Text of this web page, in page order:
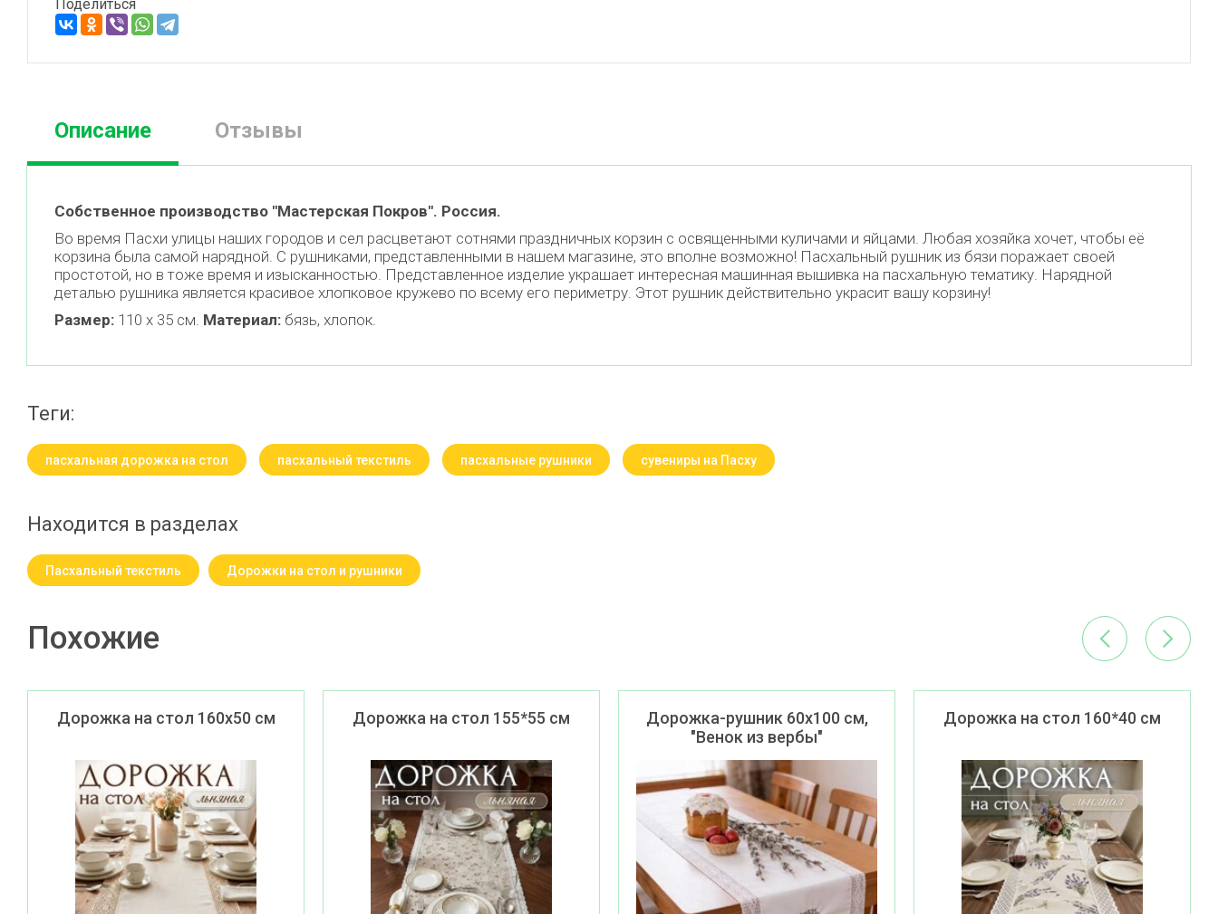
Поделиться
Описание Отзывы
Собственное производство "Мастерская Покров". Россия.
Во время Пасхи улицы наших городов и сел расцветают сотнями праздничных корзин с освященными куличами и яйцами. Любая хозяйка хочет, чтобы её
корзина была самой нарядной. С рушниками, представленными в нашем магазине, это вполне возможно! Пасхальный рушник из бязи поражает своей
простотой, но в тоже время и изысканностью. Представленное изделие украшает интересная машинная вышивка на пасхальную тематику. Нарядной
деталью рушника является красивое хлопковое кружево по всему его периметру. Этот рушник действительно украсит вашу корзину!
Размер: 110 х 35 см. Материал: бязь, хлопок.
теги:
пасхальная дорожка на стол пасхальный текстиль пасхальные рушники сувениры на Пасху
Находится в разделах
Пасхальный текстиль Дорожки на стол и рушники
Похожие
Дорожка на стол 160х50 см Дорожка на стол 155*55 см
Дорожка-рушник 60х100 см,
"Венок из вербы"
Дорожка на стол 160*40 см